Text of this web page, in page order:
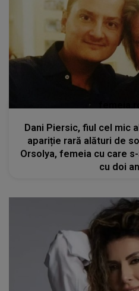
Dani Piersic, fiul cel mic
apariție rară alături de
Orsolya, femeia cu care
cu doi